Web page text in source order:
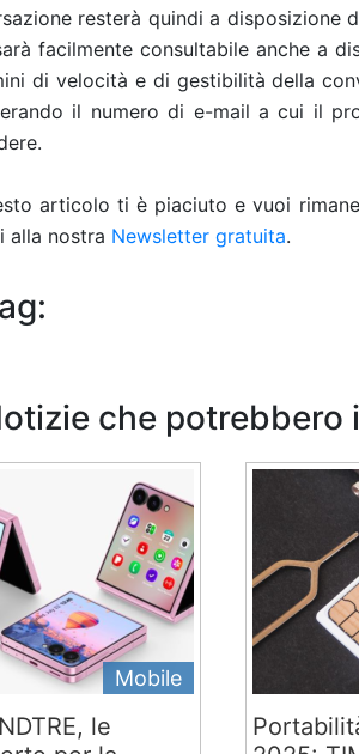
resterà quindi a disposizione
facilmente consultabile anche a
di velocità e di gestibilità della
il numero di e-mail a cui il
articolo ti è piaciuto e vuoi
alla nostra Newsletter gratuita.
che potrebbero
Mobile
le